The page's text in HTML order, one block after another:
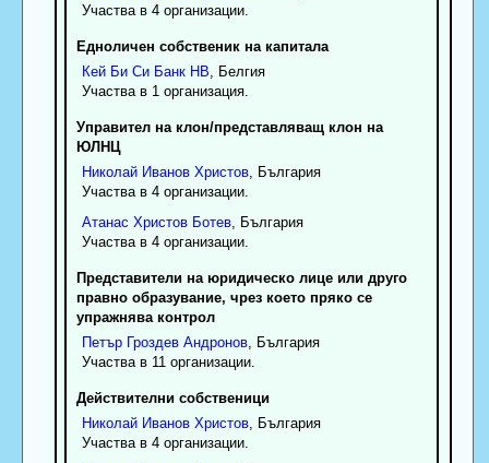
Участва в 4 организации.
Едноличен собственик на капитала
Кей Би Си Банк НВ , Белгия
Участва в 1 организация.
Управител на клон/представляващ клон на
ЮЛНЦ
Николай Иванов Христов, България
Участва в 4 организации.
Атанас Христов Ботев, България
Участва в 4 организации.
Представители на юридическо лице или друго
правно образувание, чрез което пряко се
упражнява контрол
Петър Гроздев Андронов, България
Участва в 11 организации.
Действителни собственици
Николай Иванов Христов, България
Участва в 4 организации.